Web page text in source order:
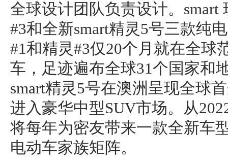
全球设计团队负责设计。smart
#3和全新smart精灵5号三款纯
#1和精灵#3仅20个月就在全球
车，足迹遍布全球31个国家和
smart精灵5号在澳洲呈现全球
进入豪华中型SUV市场。从
将每年为密友带来一款全新车
电动车家族矩阵。